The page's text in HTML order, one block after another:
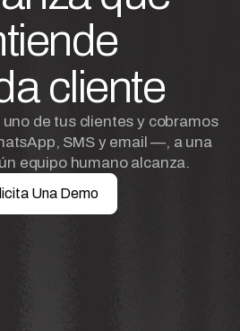
cliente
de tus clientes y cobramos
SMS y email —, a una
equipo humano alcanza.
Una Demo